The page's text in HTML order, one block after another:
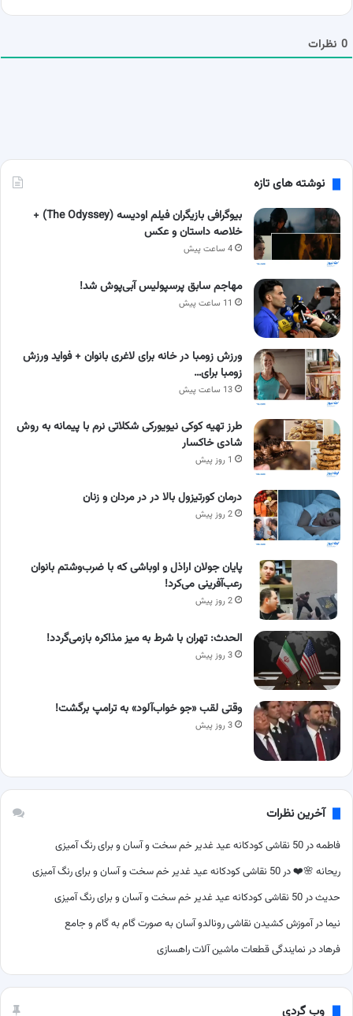
م
0 نظرات
نوشته های تازه
بیوگرافی بازیگران فیلم اودیسه (The Odyssey) +
خلاصه داستان و عکس
4 ساعت پیش
مهاجم سابق پرسپولیس آبی‌پوش شد!
11 ساعت پیش
ورزش زومبا در خانه برای لاغری بانوان + فواید ورزش
زومبا برای…
13 ساعت پیش
طرز تهیه کوکی نیویورکی شکلاتی نرم با پیمانه به روش
شادی خاکسار
1 روز پیش
درمان کورتیزول بالا در در مردان و زنان
2 روز پیش
پایان جولان اراذل و اوباشی که با ضرب‌وشتم بانوان
رعب‌آفرینی می‌کرد!
2 روز پیش
الحدث: تهران با شرط به میز مذاکره بازمی‌گردد!
3 روز پیش
وقتی لقب «جو خواب‌آلود» به ترامپ برگشت!
3 روز پیش
آخرین نظرات
فاطمهدر 50 نقاشی کودکانه عید غدیر خم سخت و آسان و برای رنگ آمیزی
ریحانه 🌸❤️در 50 نقاشی کودکانه عید غدیر خم سخت و آسان و برای رنگ آمیزی
حدیثدر 50 نقاشی کودکانه عید غدیر خم سخت و آسان و برای رنگ آمیزی
نیما درآموزش کشیدن نقاشی رونالدو آسان به صورت گام به گام و جامع
فرهاددر نمایندگی قطعات ماشین آلات راهسازی
وب گردی